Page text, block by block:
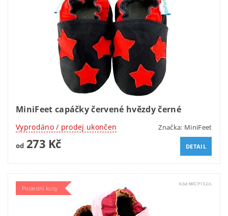
MiniFeet capáčky červené hvězdy černé
Vyprodáno / prodej ukončen Značka: MiniFeet
od273 Kč DETAIL
Poslední kusy
Kód: MFCP132/L